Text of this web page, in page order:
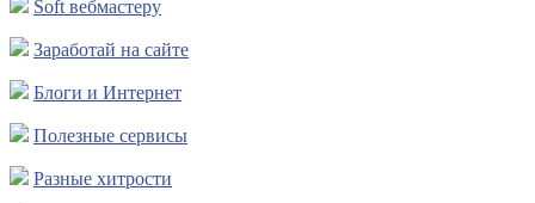
Soft вебмастеру
Заработай на сайте
Блоги и Интернет
Полезные сервисы
Разные хитрости